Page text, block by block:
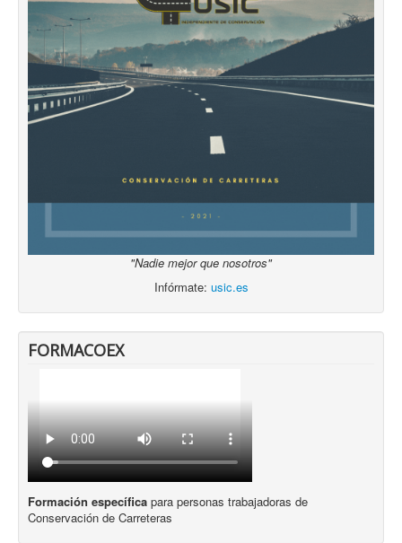
"Nadie mejor que nosotros"
Infórmate: usic.es
FORMACOEX
Formación específica para personas trabajadoras de
Conservación de Carreteras